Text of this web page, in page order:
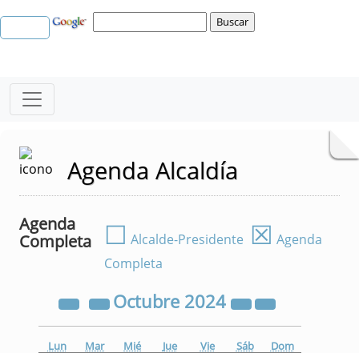
Agenda Alcaldía
Agenda
Completa
☐ Alcalde-Presidente ☒ Agenda
Completa
Octubre 2024
Lun Mar Mié Jue Vie Sáb Dom